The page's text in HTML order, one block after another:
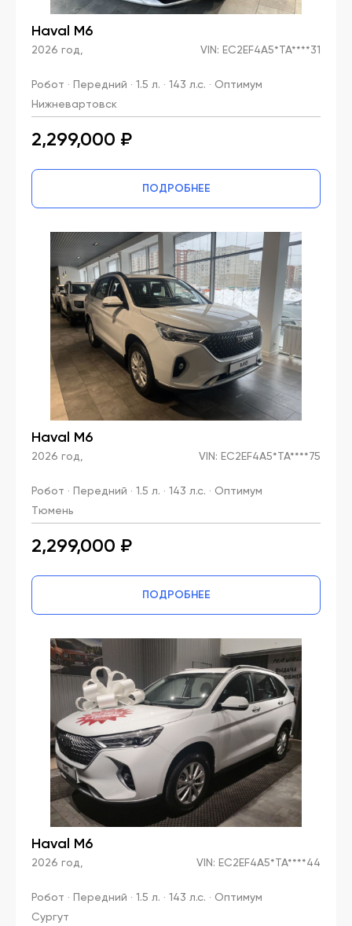
Haval M6
2026 год, VIN: EC2EF4A5*TA****31
Робот · Передний · 1.5 л. · 143 л.с. · Оптимум
Нижневартовск
2,299,000 ₽
ПОДРОБНЕЕ
Haval M6
2026 год, VIN: EC2EF4A5*TA****75
Робот · Передний · 1.5 л. · 143 л.с. · Оптимум
Тюмень
2,299,000 ₽
ПОДРОБНЕЕ
Haval M6
2026 год, VIN: EC2EF4A5*TA****44
Робот · Передний · 1.5 л. · 143 л.с. · Оптимум
Сургут